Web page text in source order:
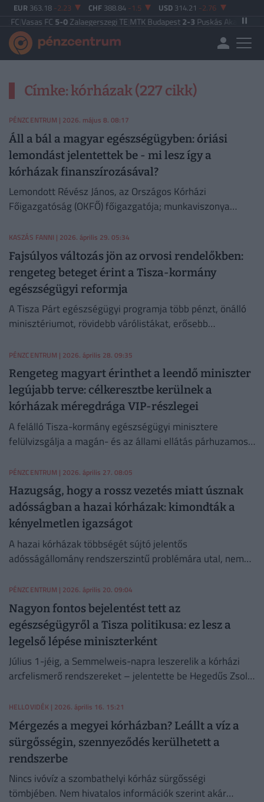
EUR 363.18 -2.23 CHF 388.84 -1.5 USD 314.21 -2.76
Vasas FC 5-0Zalaegerszegi TE| MTK Budapest2-3Puskás Akadémia|
Címke: kórházak (227 cikk)
PÉNZCENTRUM | 2026. május 8. 08:17
Áll a bál a magyar egészségügyben: óriási
lemondást jelentettek be - mi lesz így a
kórházak finanszírozásával?
Lemondott Révész János, az Országos Kórházi
Főigazgatóság (OKFŐ) főigazgatója; munkaviszonya
KASZÁS FANNI | 2026. április 29. 05:34
Fajsúlyos változás jön az orvosi rendelőkben:
rengeteg beteget érint a Tisza-kormány
egészségügyi reformja
A Tisza Párt egészségügyi programja több pénzt, önálló
minisztériumot, rövidebb várólistákat, erősebb
ígér.
PÉNZCENTRUM | 2026. április 28. 09:35
Rengeteg magyart érinthet a leendő miniszter
legújabb terve: célkeresztbe kerülnek a
kórházak méregdrága VIP-részlegei
A felálló Tisza-kormány egészségügyi minisztere
felülvizsgálja a magán- és az állami ellátás párhuzamos
PÉNZCENTRUM | 2026. április 27. 08:05
Hazugság, hogy a rossz vezetés miatt úsznak
adósságban a hazai kórházak: kimondták a
kényelmetlen igazságot
A hazai kórházak többségét sújtó jelentős
adósságállomány rendszerszintű problémára utal, nem
PÉNZCENTRUM | 2026. április 20. 09:04
Nagyon fontos bejelentést tett az
egészségügyről a Tisza politikusa: ez lesz a
legelső lépése miniszterként
Július 1-jéig, a Semmelweis-napra leszerelik a kórházi
arcfelismerő rendszereket – jelentette be Hegedűs Zsolt
HELLOVIDÉK | 2026. április 16. 15:21
Mérgezés a megyei kórházban? Leállt a víz a
sürgősségin, szennyeződés kerülhetett a
rendszerbe
Nincs ivóvíz a szombathelyi kórház sürgősségi
tömbjében. Nem hivatalos információk szerint akár